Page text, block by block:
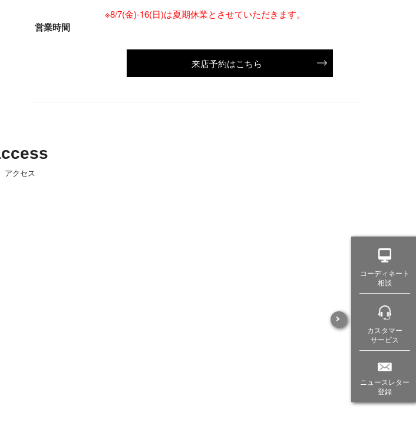
営業時間
※8/7(金)-16(日)は夏期休業とさせていただきます。
来店予約はこちら
コーディネート
相談
カスタマー
サービス
ニュースレター
登録